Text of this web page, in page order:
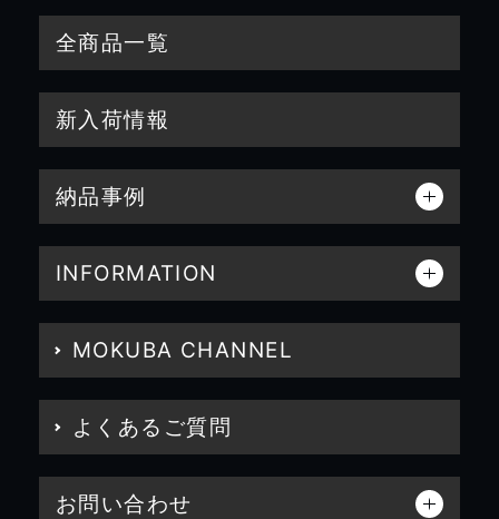
全商品一覧
新入荷情報
納品事例
INFORMATION
MOKUBA CHANNEL
よくあるご質問
お問い合わせ